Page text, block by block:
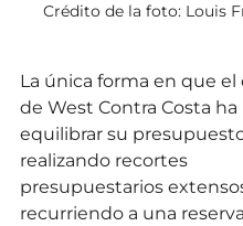
Crédito de la foto: Louis
La única forma en que
de West Contra Costa
equilibrar su
realizando recortes
presupuestarios
recurriendo a una